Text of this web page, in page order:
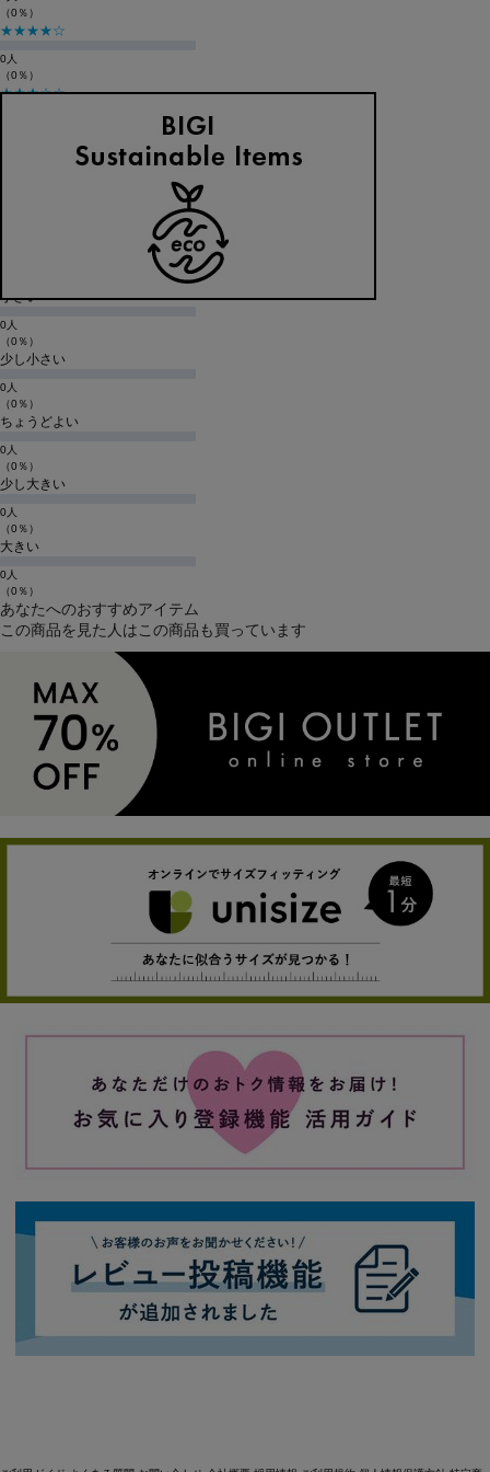
（0％）
★★★★☆
0人
（0％）
★★★☆☆
小さい
0人
（0％）
少し小さい
0人
（0％）
ちょうどよい
0人
（0％）
少し大きい
0人
（0％）
大きい
0人
（0％）
あなたへのおすすめアイテム
この商品を見た人はこの商品も買っています